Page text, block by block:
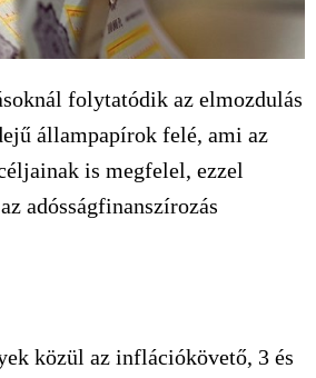
folytatódik az elmozdulás
állampapírok felé, ami az
is megfelel, ezzel
adósságfinanszírozás
közül az inflációkövető, 3 és